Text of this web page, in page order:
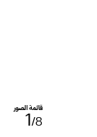
قائمة الصور
1/8